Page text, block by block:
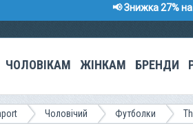
📢 Знижка 27%
ЧОЛОВІКАМ ЖІНКАМ БРЕНДИ
Чоловічий Футболки